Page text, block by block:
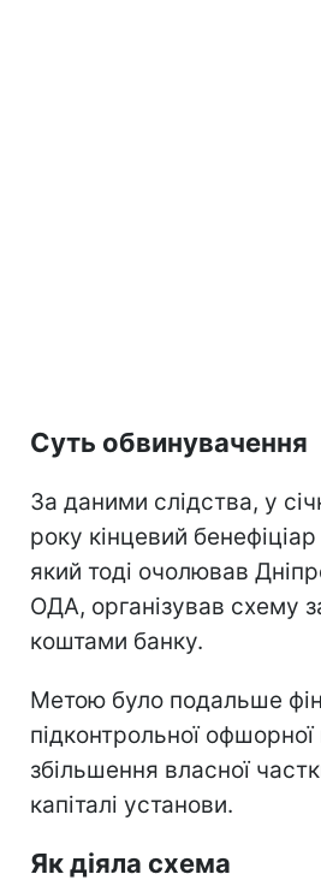
Суть обвинувачення
За даними слідства, у
року кінцевий
який тоді очолював
ОДА, організував схему
коштами банку.
Метою було подальше
підконтрольної офшорної
збільшення власної
капіталі установи.
Як діяла схема